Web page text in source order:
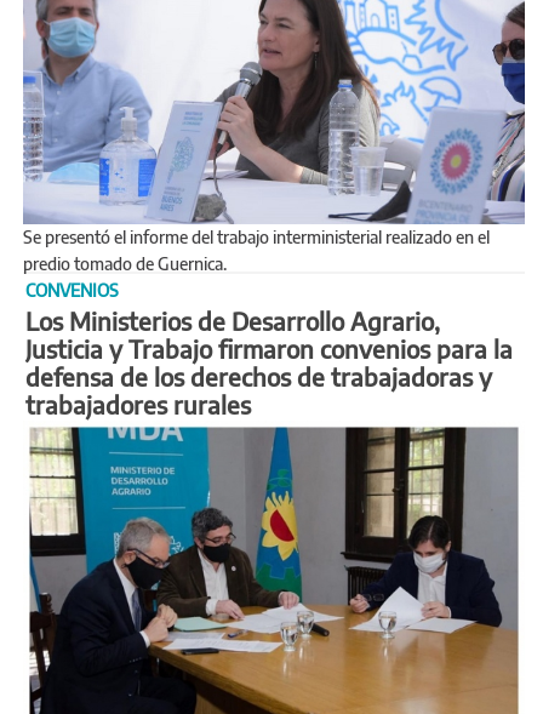
Se presentó el informe del trabajo interministerial realizado en el
predio tomado de Guernica.
CONVENIOS
Los Ministerios de Desarrollo Agrario,
Justicia y Trabajo firmaron convenios para la
defensa de los derechos de trabajadoras y
trabajadores rurales